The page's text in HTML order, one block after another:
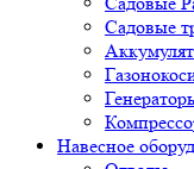
Садовые
Навесное